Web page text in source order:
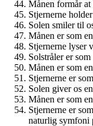
Månen formår
Stjernerne
Solen smiler til
Månen er som
Stjernerne lyser
Solstråler er
Månen er som
Stjernerne er
Solen giver os
Månen er som
Stjernerne er
naturlig symfoni